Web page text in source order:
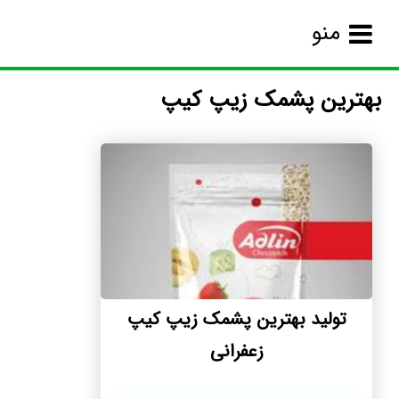
منو
بهترین پشمک زیپ کیپ
تولید بهترین پشمک زیپ کیپ
زعفرانی